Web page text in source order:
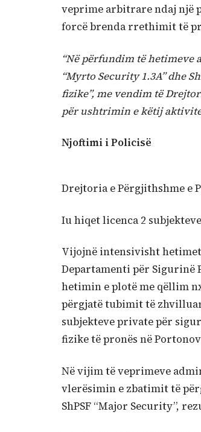
veprime arbitrare ndaj një
forcë brenda rrethimit të
“Në përfundim të hetimeve
“Myrto Security 1.3A” dhe
fizike”, me vendim të
për ushtrimin e këtij
Njoftimi i Policisë
Drejtoria e Përgjithshme e
Iu hiqet licenca 2
Vijojnë intensivisht
Departamenti për Sigurinë
hetimin e plotë me qëllim
përgjatë tubimit të zhvilluar
subjekteve private për
fizike të pronës në
Në vijim të veprimeve
vlerësimin e zbatimit të
ShPSF “Major Security”,